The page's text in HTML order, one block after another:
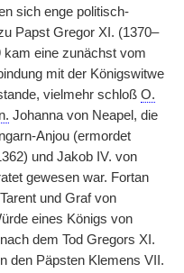
sich enge politisch-
Papst Gregor XI. (1370–
kam eine zunächst vom
mit der Königswitwe
vielmehr schloß O.
Johanna von Neapel, die
Anjou (ermordet
und Jakob IV. von
gewesen war. Fortan
und Graf von
eines Königs von
dem Tod Gregors XI.
den Päpsten Klemens VII.